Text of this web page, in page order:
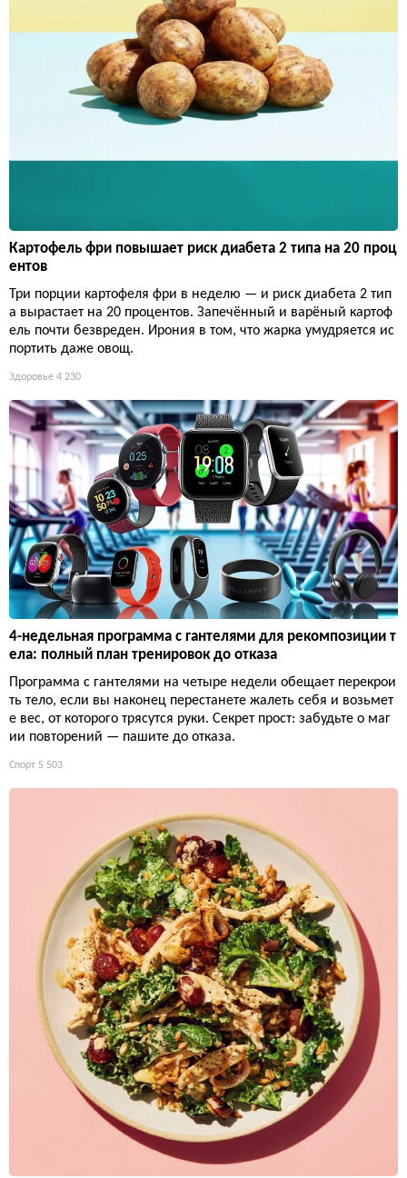
Картофель фри повышает риск диабета 2 типа на 20 проц
ентов
Три порции картофеля фри в неделю — и риск диабета 2 тип
а вырастает на 20 процентов. Запечённый и варёный картоф
ель почти безвреден. Ирония в том, что жарка умудряется ис
портить даже овощ.
Здоровье 4 230
4-недельная программа с гантелями для рекомпозиции т
ела: полный план тренировок до отказа
Программа с гантелями на четыре недели обещает перекрои
ть тело, если вы наконец перестанете жалеть себя и возьмет
е вес, от которого трясутся руки. Секрет прост: забудьте о маг
ии повторений — пашите до отказа.
Спорт 5 503